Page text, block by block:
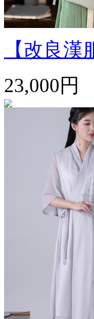
【改良
23,000円